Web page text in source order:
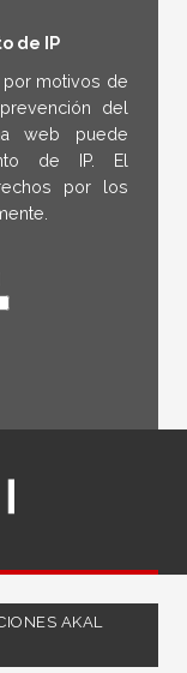
de IP
por motivos de
del
web puede
de IP. El
por los
AKAL